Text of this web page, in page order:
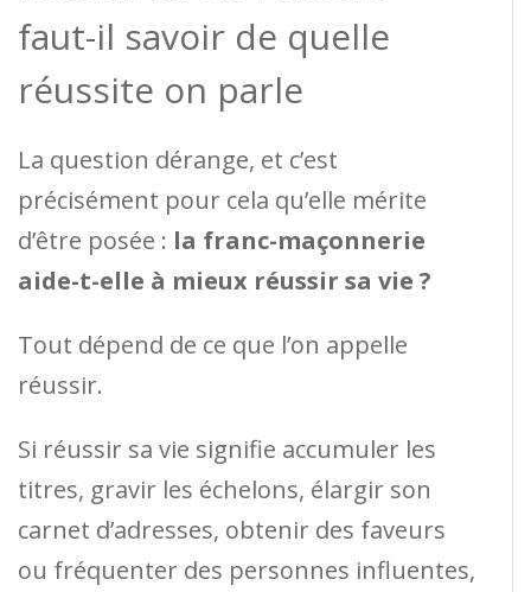
faut-il savoir de quelle
réussite on parle
La question dérange, et c’est
précisément pour cela qu’elle mérite
d’être posée : la franc-maçonnerie
aide-t-elle à mieux réussir sa vie ?
Tout dépend de ce que l’on appelle
réussir.
Si réussir sa vie signifie accumuler les
titres, gravir les échelons, élargir son
carnet d’adresses, obtenir des faveurs
ou fréquenter des personnes influentes,